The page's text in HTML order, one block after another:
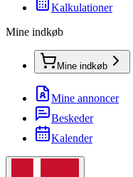
Kalkulationer
Mine indkøb
Mine indkøb
Mine annoncer
Beskeder
Kalender